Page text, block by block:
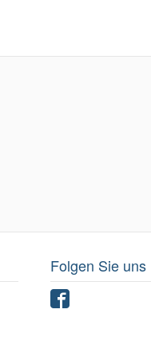
Folgen Sie uns